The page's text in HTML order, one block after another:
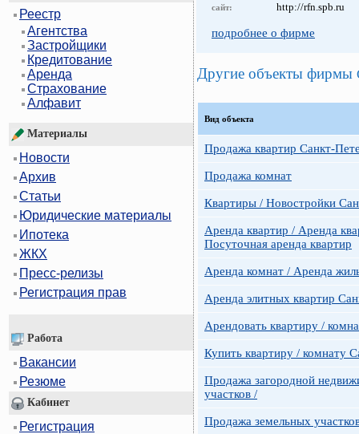
Реестр
Агентства
Застройщики
Кредитование
Аренда
Страхование
Алфавит
Материалы
Новости
Архив
Статьи
Юридические материалы
Ипотека
ЖКХ
Пресс-релизы
Регистрация прав
Работа
Вакансии
Резюме
Кабинет
Регистрация
сайт: http://rfn.spb.ru
подробнее о фирме
Другие объекты фирмы
Вид объекта
Продажа квартир Санкт-
Продажа комнат
Квартиры / Новостройки
Аренда квартир / Аренда
Посуточная аренда квартир
Аренда комнат / Аренда
Аренда элитных квартир
Арендовать квартиру /
Купить квартиру / комнату
Продажа загородной
участков /
Продажа земельных